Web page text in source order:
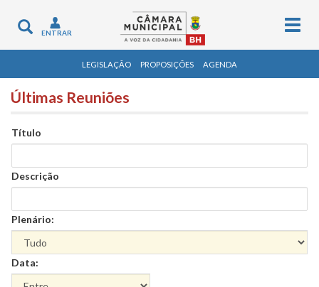
Toggle
navigation
ENTRAR
LEGISLAÇÃO PROPOSIÇÕES AGENDA
Últimas Reuniões
Título
Descrição
Plenário:
Data: